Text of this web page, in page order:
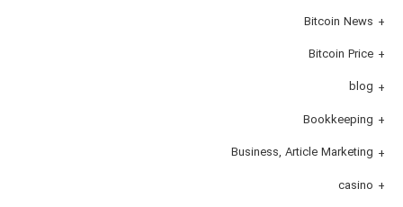
Bitcoin News
Bitcoin Price
blog
Bookkeeping
Business, Article Marketing
casino